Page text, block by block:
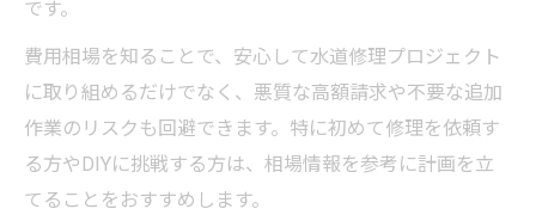
です。
費用相場を知ることで、安心して水道修理プロジェクト
に取り組めるだけでなく、悪質な高額請求や不要な追加
作業のリスクも回避できます。特に初めて修理を依頼す
る方やDIYに挑戦する方は、相場情報を参考に計画を立
てることをおすすめします。